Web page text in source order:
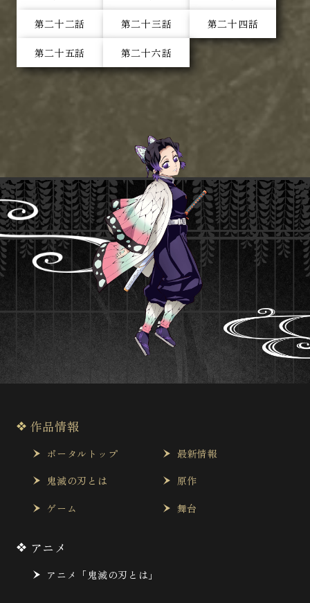
第二十二話 第二十三話 第二十四話
第二十五話 第二十六話
作品情報
ポータルトップ
最新情報
鬼滅の刃とは
原作
ゲーム
舞台
アニメ
アニメ「鬼滅の刃とは」